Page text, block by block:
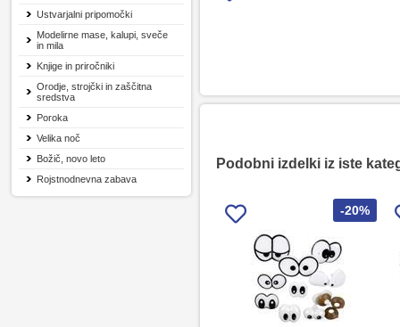
Ustvarjalni pripomočki
Modelirne mase, kalupi, sveče
in mila
Knjige in priročniki
Orodje, strojčki in zaščitna
sredstva
Poroka
Velika noč
Božič, novo leto
Rojstnodnevna zabava
Podobni izdelki iz iste
-20%